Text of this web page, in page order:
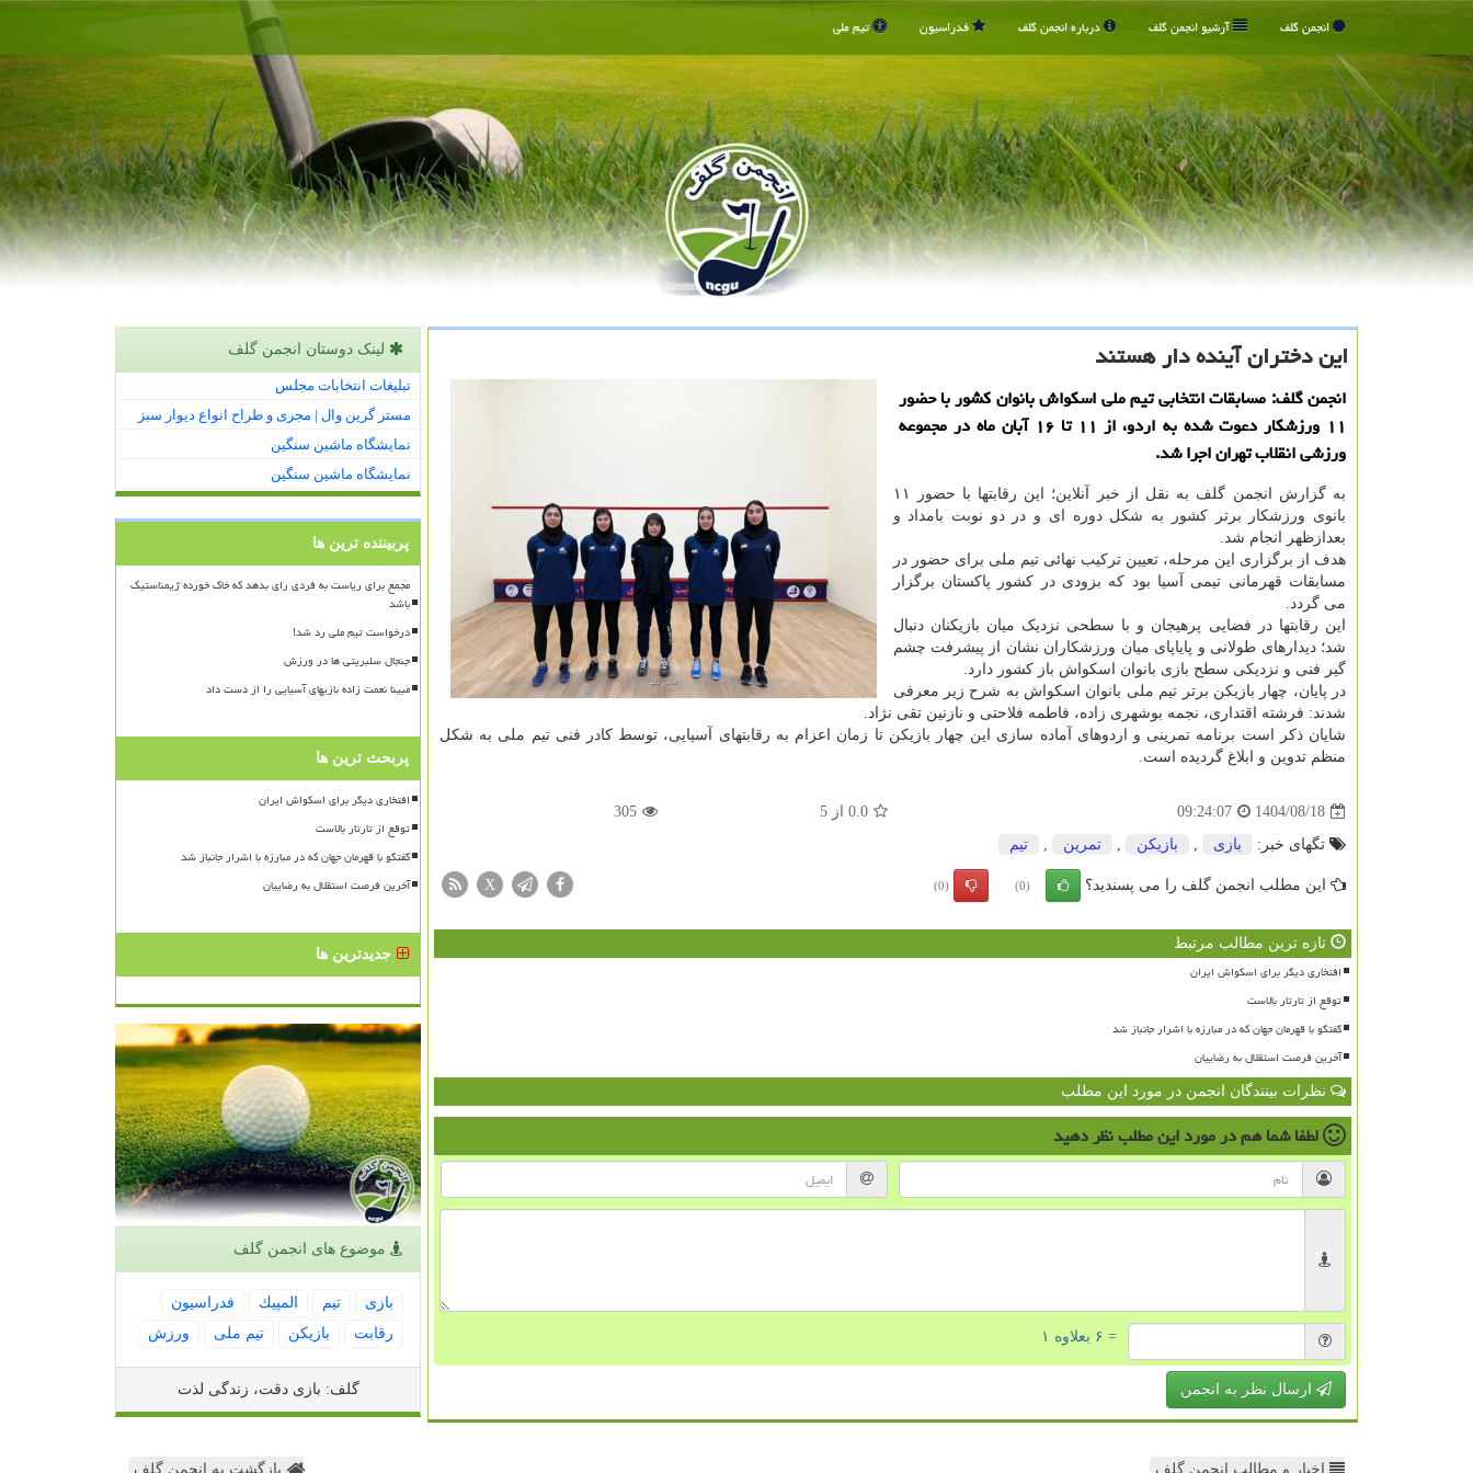
انجمن گلف آرشیو انجمن گلف درباره انجمن گلف فدراسیون تیم ملی
این دختران آینده دار هستند
انجمن گلف: مسابقات انتخابی تیم ملی اسکواش بانوان کشور با حضور
۱۱ ورزشکار دعوت شده به اردو، از ۱۱ تا ۱۶ آبان ماه در مجموعه
ورزشی انقلاب تهران اجرا شد.
به گزارش انجمن گلف به نقل از خبر آنلاین؛ این رقابتها با حضور ۱۱
بانوی ورزشکار برتر کشور به شکل دوره ای و در دو نوبت بامداد و
بعدازظهر انجام شد.
هدف از برگزاری این مرحله، تعیین ترکیب نهائی تیم ملی برای حضور در
مسابقات قهرمانی تیمی آسیا بود که بزودی در کشور پاکستان برگزار
می گردد.
این رقابتها در فضایی پرهیجان و با سطحی نزدیک میان بازیکنان دنبال
شد؛ دیدارهای طولانی و پایاپای میان ورزشکاران نشان از پیشرفت چشم
گیر فنی و نزدیکی سطح بازی بانوان اسکواش باز کشور دارد.
در پایان، چهار بازیکن برتر تیم ملی بانوان اسکواش به شرح زیر معرفی
شدند: فرشته اقتداری، نجمه بوشهری زاده، فاطمه فلاحتی و نازنین تقی نژاد.
شایان ذکر است برنامه تمرینی و اردوهای آماده سازی این چهار بازیکن تا زمان اعزام به رقابتهای آسیایی، توسط کادر فنی تیم ملی به شکل
منظم تدوین و ابلاغ گردیده است.
1404/08/18
09:24:07
0.0 از5
305
تگهای خبر: بازی , بازیكن , تمرین , تیم
این مطلب انجمن گلف را می پسندید؟ (0)
(0)
X
تازه ترین مطالب مرتبط
افتخاری دیگر برای اسکواش ایران
توقع از تارتار بالاست
گفتگو با قهرمان جهان که در مبارزه با اشرار جانباز شد
آخرین فرصت استقلال به رضاییان
نظرات بینندگان انجمن در مورد این مطلب
لطفا شما همدر مورد این مطلبنظر دهید
= ۶ بعلاوه ۱
ارسال نظر به انجمن
لینک دوستان انجمن گلف
تبلیغات انتخابات مجلس
مستر گرین وال | مجری و طراح انواع دیوار سبز
نمایشگاه ماشین سنگین
نمایشگاه ماشین سنگین
پربیننده ترین ها
مجمع برای ریاست به فردی رای بدهد که خاک خورده ژیمناستیک
باشد
درخواست تیم ملی رد شد!
جنجال سلبریتی ها در ورزش
مبینا نعمت زاده بازیهای آسیایی را از دست داد
پربحث ترین ها
افتخاری دیگر برای اسکواش ایران
توقع از تارتار بالاست
گفتگو با قهرمان جهان که در مبارزه با اشرار جانباز شد
آخرین فرصت استقلال به رضاییان
جدیدترین ها
موضوع های انجمن گلف
بازی تیم المپیك
فدراسیون
رقابت
بازیكن تیم ملی ورزش
گلف: بازی دقت، زندگی لذت
اخبار و مطالب انجمن گلف بازگشت به انجمن گلف